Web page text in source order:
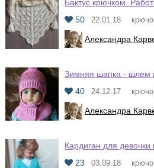
Бактус крючком.
50
22.01.18
Александра
Зимняя шапка - шлем
40
24.12.17
Александра
Кардиган для
23
03.09.18